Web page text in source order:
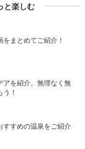
と楽しむ
まとめてご紹介！
アを紹介。無理なく無
！
すすめの温泉をご紹介